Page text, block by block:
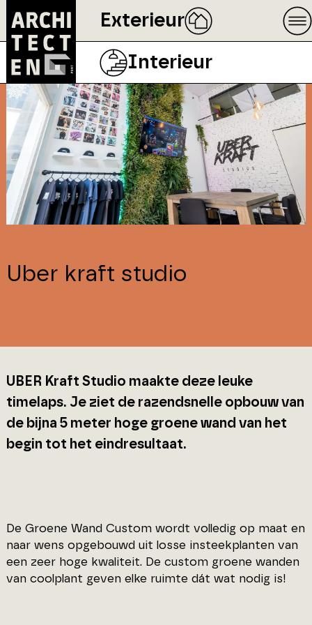
Exterieur
Interieur
Uber kraft studio
UBER Kraft Studio maakte deze leuke
timelaps. Je ziet de razendsnelle opbouw van
de bijna 5 meter hoge groene wand van het
begin tot het eindresultaat.
De Groene Wand Custom wordt volledig op maat en
naar wens opgebouwd uit losse insteekplanten van
een zeer hoge kwaliteit. De custom groene wanden
van coolplant geven elke ruimte dát wat nodig is!